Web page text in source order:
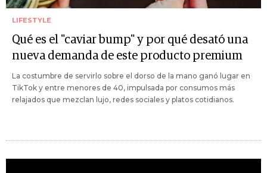
LIFESTYLE
Qué es el "caviar bump" y por qué desató una
nueva demanda de este producto premium
La costumbre de servirlo sobre el dorso de la mano ganó lugar en
TikTok y entre menores de 40, impulsada por consumos más
relajados que mezclan lujo, redes sociales y platos cotidianos.